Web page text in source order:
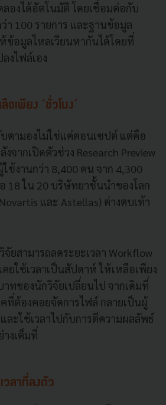
องได้อัตโนมัติ โดยเชื่อมต่อกับ
า 100 รายการ และฐานข้อมูล
ข้อมูลไหลเวียนหากันได้โดยที่
งไฟล์เอง
อเพียง ‘ชั่วโมง’
ตามองไม่ใช่แค่คอนเซปต์ แต่คือ
จากเปิดตัวช่วง Research Preview
ใช้งานกว่า 8,400 คน จาก 4,300
18 ใน 20 บริษัทยาชั้นนำของโลก
และ Astellas) ต่างตบเท้า
ยสามารถลดระยะเวลา Workflow
ยใช้เวลาเป็นสัปดาห์ ให้เหลือเพียง
ทของนักวิจัยเปลี่ยนไป จากเดิมที่
ที่ต้องคอยจัดการไฟล์ กลายเป็นผู้
ละใช้เวลาไปกับการตีความผลลัพธ์
งเต็มที่
วลาที่ลงตัว